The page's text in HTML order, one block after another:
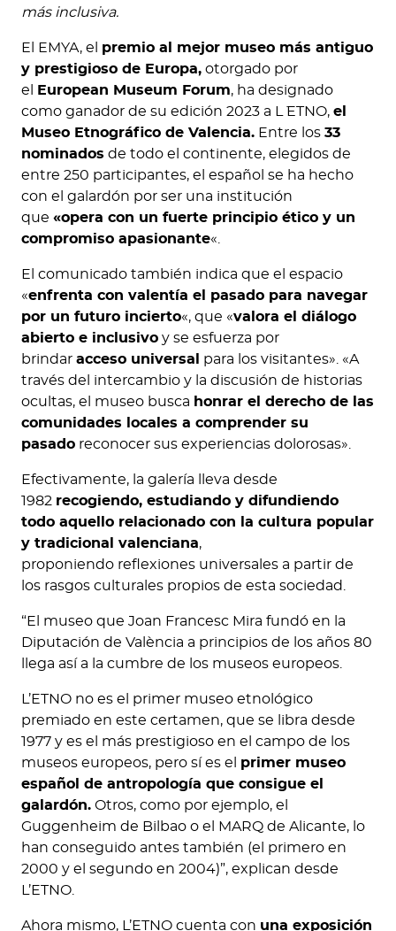
más inclusiva.
El EMYA, el premio al mejor museo más antiguo
y prestigioso de Europa, otorgado por
el
European Museum Forum, ha designado
como ganador de su edición 2023 a L´´ ETNO, el
Museo Etnográfico de Valencia. Entre los 33
nominados de todo el continente, elegidos de
entre 250 participantes, el español se ha hecho
con el galardón por ser una institución
que «opera con un fuerte principio ético y un
compromiso apasionante«.
El comunicado también indica que el espacio
«enfrenta con valentía el pasado para navegar
por un futuro incierto«, que «valora el diálogo
abierto e inclusivo y se esfuerza por
brindar acceso universal
para los visitantes». «A
través del intercambio y la discusión de historias
ocultas, el museo busca honrar el derecho de las
comunidades locales a comprender su
pasado reconocer sus experiencias dolorosas».
Efectivamente, la galería lleva desde
1982 recogiendo, estudiando y difundiendo
todo aquello relacionado con la cultura popular
y tradicional valenciana,
proponiendo reflexiones universales a partir de
los rasgos culturales propios de esta sociedad.
“El museo que Joan Francesc Mira fundó en la
Diputación de València a principios de los años 80
llega así a la cumbre de los museos europeos.
L’ETNO no es el primer museo etnológico
premiado en este certamen, que se libra desde
1977 y es el más prestigioso en el campo de los
museos europeos, pero sí es el primer museo
español de antropología que consigue el
galardón. Otros, como por ejemplo, el
Guggenheim de Bilbao o el MARQ de Alicante, lo
han conseguido antes también (el primero en
2000 y el segundo en 2004)”, explican desde
L’ETNO.
Ahora mismo, L’ETNO cuenta con una exposición